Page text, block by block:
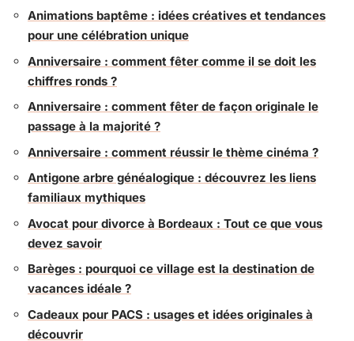
Animations baptême : idées créatives et tendances
pour une célébration unique
Anniversaire : comment fêter comme il se doit les
chiffres ronds ?
Anniversaire : comment fêter de façon originale le
passage à la majorité ?
Anniversaire : comment réussir le thème cinéma ?
Antigone arbre généalogique : découvrez les liens
familiaux mythiques
Avocat pour divorce à Bordeaux : Tout ce que vous
devez savoir
Barèges : pourquoi ce village est la destination de
vacances idéale ?
Cadeaux pour PACS : usages et idées originales à
découvrir